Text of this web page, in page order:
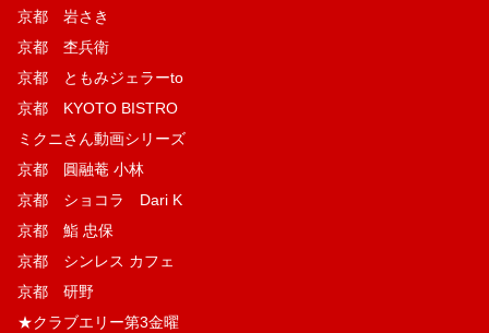
京都 岩さき
京都 杢兵衛
京都 ともみジェラーto
京都 KYOTO BISTRO
ミクニさん動画シリーズ
京都 圓融菴 小林
京都 ショコラ Dari K
京都 鮨 忠保
京都 シンレス カフェ
京都 研野
★クラブエリー第3金曜